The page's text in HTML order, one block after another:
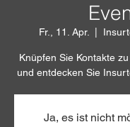
Fr., 11. Apr.
Knüpfen Sie Kontakte
und entdecken Sie
Ja, es ist nicht